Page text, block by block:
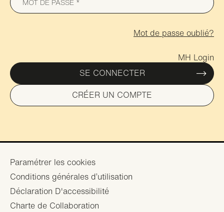
MOT DE PASSE
Mot de passe oublié?
MH Login
SE CONNECTER
CRÉER UN COMPTE
Footer
menu
Paramétrer les cookies
Conditions générales d’utilisation
Déclaration D'accessibilité
Charte de Collaboration